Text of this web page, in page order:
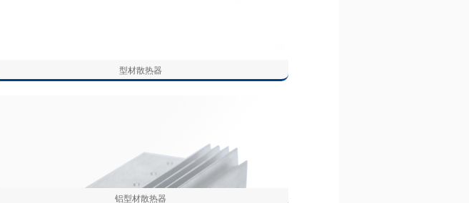
型材散热器
铝型材散热器